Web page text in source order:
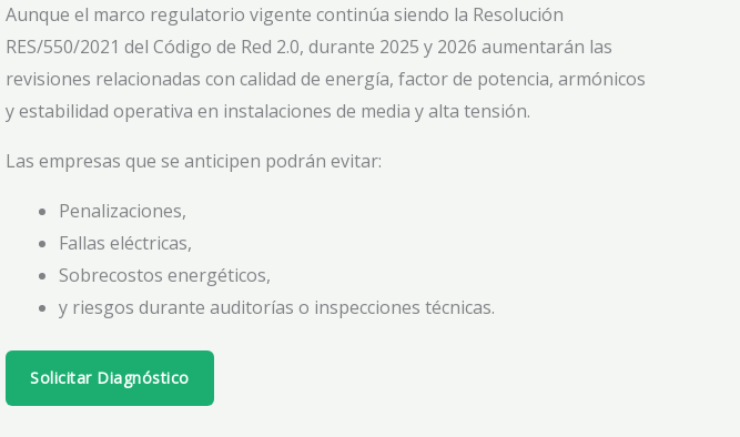
Aunque el marco regulatorio vigente continúa siendo la Resolución
RES/550/2021 del Código de Red 2.0, durante 2025 y 2026 aumentarán las
revisiones relacionadas con calidad de energía, factor de potencia, armónicos
y estabilidad operativa en instalaciones de media y alta tensión.
Las empresas que se anticipen podrán evitar:
Penalizaciones,
Fallas eléctricas,
Sobrecostos energéticos,
y riesgos durante auditorías o inspecciones técnicas.
Solicitar Diagnóstico